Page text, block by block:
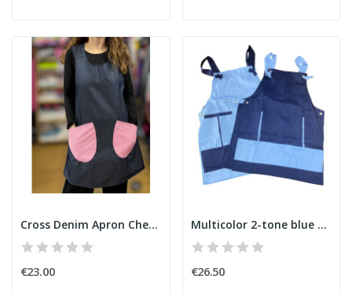
Cross Denim Apron Checkered Pockets
€23.00
Multicolor 2-tone blue Estola
€26.50